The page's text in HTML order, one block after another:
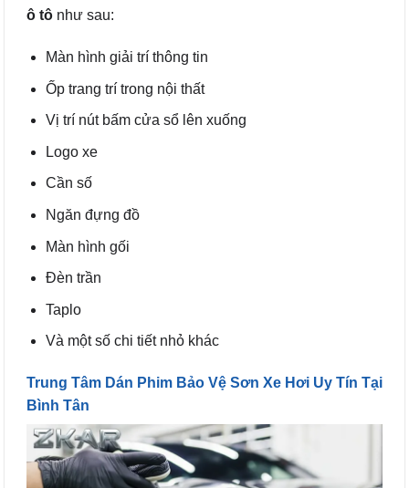
ô tô như sau:
Màn hình giải trí thông tin
Ốp trang trí trong nội thất
Vị trí nút bấm cửa sổ lên xuống
Logo xe
Cần số
Ngăn đựng đồ
Màn hình gối
Đèn trần
Taplo
Và một số chi tiết nhỏ khác
Trung Tâm Dán Phim Bảo Vệ Sơn Xe Hơi Uy Tín Tại
Bình Tân